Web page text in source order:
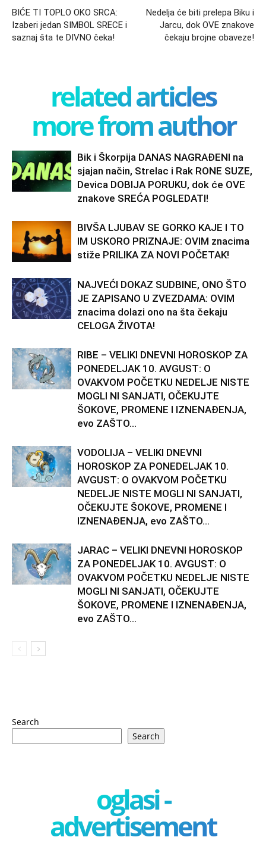
BIĆE TI TOPLO OKO SRCA:
Izaberi jedan SIMBOL SRECE i
saznaj šta te DIVNO čeka!
Nedelja će biti prelepa Biku i
Jarcu, dok OVE znakove
čekaju brojne obaveze!
related articles
more from author
Bik i Škorpija DANAS NAGRAĐENI na
sjajan način, Strelac i Rak RONE SUZE,
Devica DOBIJA PORUKU, dok će OVE
znakove SREĆA POGLEDATI!
BIVŠA LJUBAV SE GORKO KAJE I TO
IM USKORO PRIZNAJE: OVIM znacima
stiže PRILIKA ZA NOVI POČETAK!
NAJVEĆI DOKAZ SUDBINE, ONO ŠTO
JE ZAPISANO U ZVEZDAMA: OVIM
znacima dolazi ono na šta čekaju
CELOGA ŽIVOTA!
RIBE – VELIKI DNEVNI HOROSKOP ZA
PONEDELJAK 10. AVGUST: O
OVAKVOM POČETKU NEDELJE NISTE
MOGLI NI SANJATI, OČEKUJTE
ŠOKOVE, PROMENE I IZNENAĐENJA,
evo ZAŠTO...
VODOLIJA – VELIKI DNEVNI
HOROSKOP ZA PONEDELJAK 10.
AVGUST: O OVAKVOM POČETKU
NEDELJE NISTE MOGLI NI SANJATI,
OČEKUJTE ŠOKOVE, PROMENE I
IZNENAĐENJA, evo ZAŠTO...
JARAC – VELIKI DNEVNI HOROSKOP
ZA PONEDELJAK 10. AVGUST: O
OVAKVOM POČETKU NEDELJE NISTE
MOGLI NI SANJATI, OČEKUJTE
ŠOKOVE, PROMENE I IZNENAĐENJA,
evo ZAŠTO...
Search
Search
oglasi -
advertisement